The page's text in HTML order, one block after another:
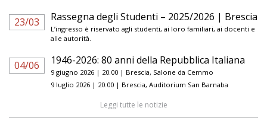
23/03 Rassegna degli Studenti – 2025/2026 | Brescia
L’ingresso è riservato agli studenti, ai loro familiari, ai docenti e
alle autorità.
04/06 1946-2026: 80 anni della Repubblica Italiana
9 giugno 2026 | 20.00 | Brescia, Salone da Cemmo
9 luglio 2026 | 20.00 | Brescia, Auditorium San Barnaba
Leggi tutte le notizie